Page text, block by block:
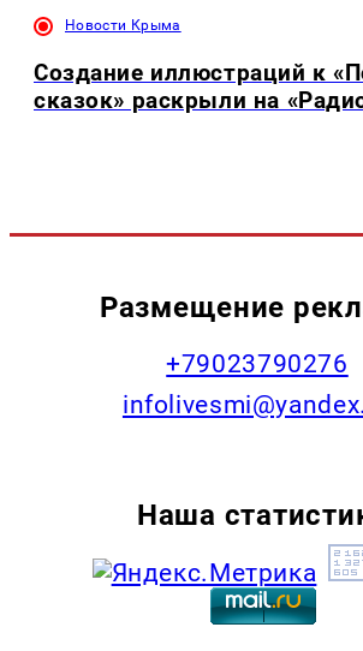
Новости Крыма
Создание иллюстраций к
сказок» раскрыли на
Размещение
+79023790276
Наша